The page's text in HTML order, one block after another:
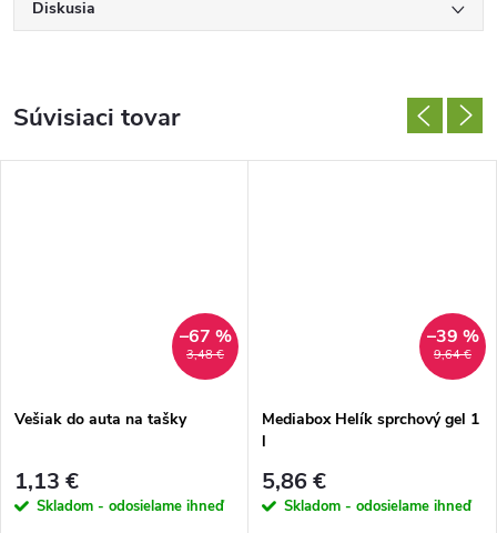
Diskusia
Súvisiaci tovar
3,48 €
–67 %
Vešiak do auta na tašky
1,13 €
Skladom - odosielame ihneď
9,64 €
–39 %
Mediabox Helík sprchový gel 1
l
5,86 €
Skladom - odosielame ihneď